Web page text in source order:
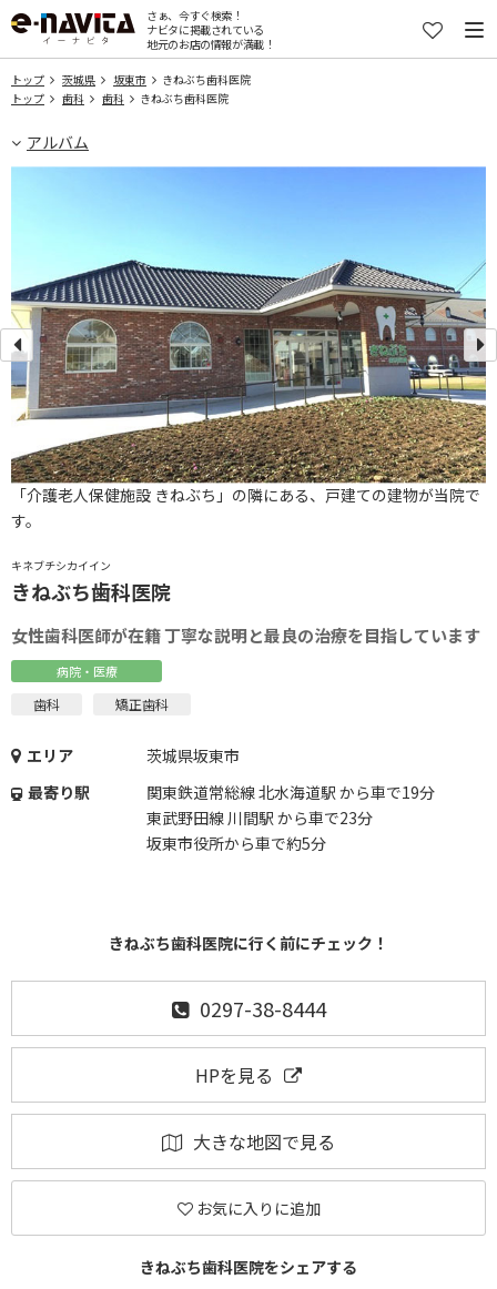
さぁ、今すぐ検索！
ナビタに掲載されている
地元のお店の情報が満載！
トップ 茨城県 坂東市
きねぶち歯科医院
トップ
歯科 歯科 きねぶち歯科医院
アルバム
キネブチシカイイン
きねぶち歯科医院
女性歯科医師が在籍 丁寧な説明と最良の治療を目指しています
病院・医療
歯科 矯正歯科
エリア
茨城県坂東市
最寄り駅
関東鉄道常総線 北水海道駅 から車で19分
東武野田線 川間駅 から車で23分
坂東市役所から車で約5分
きねぶち歯科医院に行く前にチェック！
0297-38-8444
HPを見る
大きな地図で見る
お気に入りに追加
きねぶち歯科医院をシェアする
「介護老人保健施設 きねぶち」の隣にある、戸建ての建物が当院で
す。